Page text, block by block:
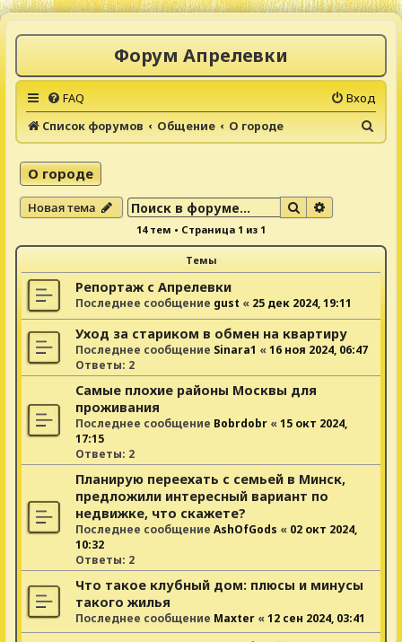
Форум Апрелевки
FAQ
Вход
Список форумов
Общение О городе
о
О городе
Новая тема Поиск
14 тем • Страница 1 из 1
Темы
Репортаж с Апрелевки
Последнее сообщение gust « 25 дек 2024, 19:11
Уход за стариком в обмен на квартиру
Последнее сообщение Sinara1 «16 ноя 2024, 06:47
Ответы: 2
Самые плохие районы Москвы для
проживания
Последнее сообщение Bobrdobr «15 окт 2024,
17:15
Ответы: 2
Планирую переехать с семьей в Минск,
предложили интересный вариант по
недвижке, что скажете?
Последнее сообщение AshOfGods « 02 окт 2024,
10:32
Ответы: 2
Что такое клубный дом: плюсы и минусы
такого жилья
Последнее сообщение Maxter «12 сен 2024, 03:41